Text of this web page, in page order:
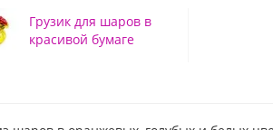
Грузик для шаров в
красивой бумаге